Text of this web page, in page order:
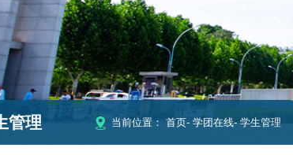
管理 当前位置： 首页- 学团在线- 学生管理